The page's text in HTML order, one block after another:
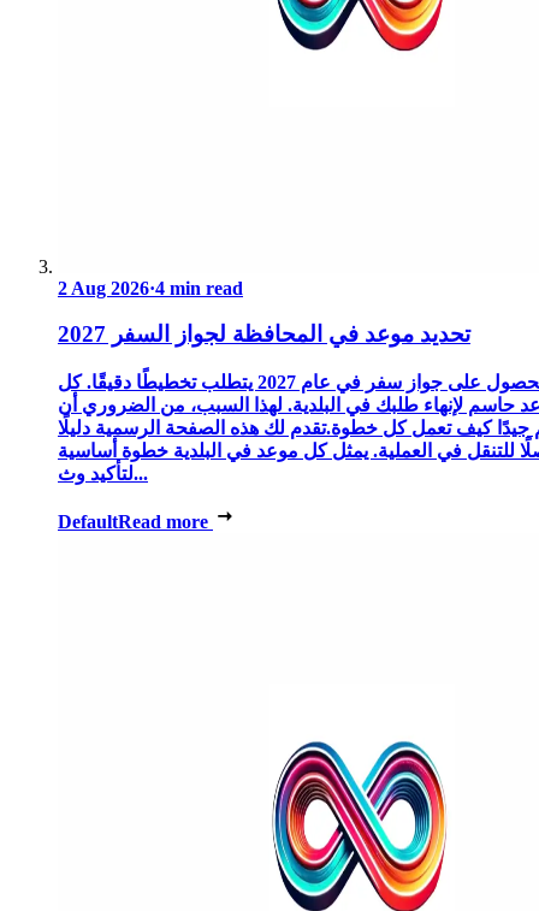
2 Aug 2026·4 min read
تحديد موعد في المحافظة لجواز السفر 2027
الحصول على جواز سفر في عام 2027 يتطلب تخطيطًا دقيقًا. كل
حاسم لإنهاء طلبك في البلدية. لهذا السبب، من الضروري أن
جيدًا كيف تعمل كل خطوة.تقدم لك هذه الصفحة الرسمية دليلًا
للتنقل في العملية. يمثل كل موعد في البلدية خطوة أساسية
لتأكيد وث...
DefaultRead more